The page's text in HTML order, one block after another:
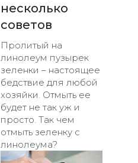
несколько
советов
Пролитый на
линолеум пузырек
зеленки – настоящее
бедствие для любой
хозяйки. Отмыть ее
будет не так уж и
просто. Так чем
отмыть зеленку с
линолеума?